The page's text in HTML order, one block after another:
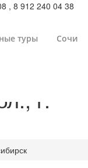
, 8 912 240 04 38
туры Сочи
г.